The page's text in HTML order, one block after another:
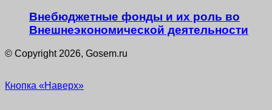
Внебюджетные фонды и их роль во
Внешнеэкономической деятельности
© Copyright 2026, Gosem.ru
Кнопка «Наверх»